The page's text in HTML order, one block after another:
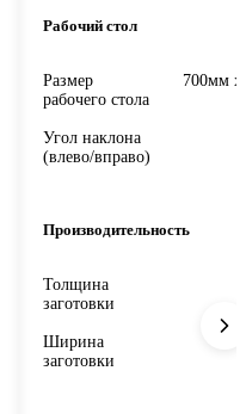
Рабочий стол
Размер
рабочего стола
700мм
Угол наклона
(влево/вправо)
Производительность
Толщина
заготовки
Ширина
заготовки